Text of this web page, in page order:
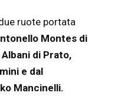
ruote portata
Montes di
di Prato,
e dal
Mancinelli.